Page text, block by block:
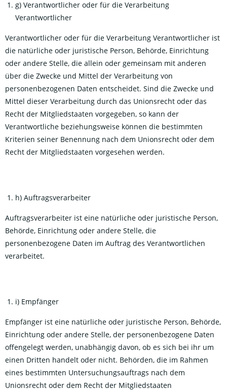
g) Verantwortlicher oder für die Verarbeitung
Verantwortlicher
Verantwortlicher oder für die Verarbeitung Verantwortlicher ist
die natürliche oder juristische Person, Behörde, Einrichtung
oder andere Stelle, die allein oder gemeinsam mit anderen
über die Zwecke und Mittel der Verarbeitung von
personenbezogenen Daten entscheidet. Sind die Zwecke und
Mittel dieser Verarbeitung durch das Unionsrecht oder das
Recht der Mitgliedstaaten vorgegeben, so kann der
Verantwortliche beziehungsweise können die bestimmten
Kriterien seiner Benennung nach dem Unionsrecht oder dem
Recht der Mitgliedstaaten vorgesehen werden.
h) Auftragsverarbeiter
Auftragsverarbeiter ist eine natürliche oder juristische Person,
Behörde, Einrichtung oder andere Stelle, die
personenbezogene Daten im Auftrag des Verantwortlichen
verarbeitet.
i) Empfänger
Empfänger ist eine natürliche oder juristische Person, Behörde,
Einrichtung oder andere Stelle, der personenbezogene Daten
offengelegt werden, unabhängig davon, ob es sich bei ihr um
einen Dritten handelt oder nicht. Behörden, die im Rahmen
eines bestimmten Untersuchungsauftrags nach dem
Unionsrecht oder dem Recht der Mitgliedstaaten